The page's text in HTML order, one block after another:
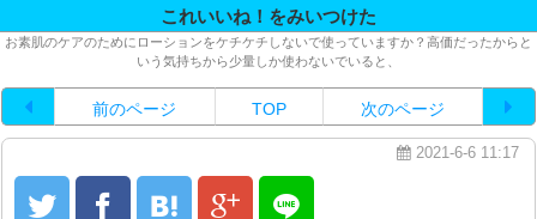
これいいね！をみいつけた
お素肌のケアのためにローションをケチケチしないで使っていますか？高価だったからと
いう気持ちから少量しか使わないでいると、
前のページ TOP 次のページ
2021-6-6 11:17